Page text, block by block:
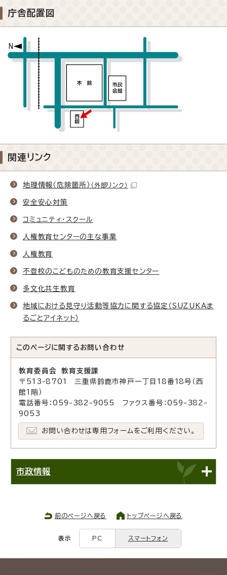
庁舎配置図
関連リンク
地理情報（危険箇所） （外部リンク）
安全安心対策
コミュニティ・スクール
人権教育センターの主な事業
人権教育
不登校のこどものための教育支援センター
多文化共生教育
地域における見守り活動等協力に関する協定（SUZUKAま
るごとアイネット）
このページに関する お問い合わせ
教育委員会 教育支援課
〒513-8701 三重県鈴鹿市神戸一丁目18番18号（西
館1階）
電話番号：059-382-9055 ファクス番号：059-382-
9053
お問い合わせは専用フォームをご利用ください。
市政情報
前のページへ戻る トップページへ戻る
表示 PC スマートフォン